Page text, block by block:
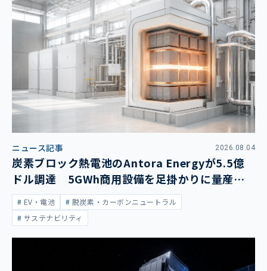
ニュース記事 2026.08.04
炭素ブロック熱電池のAntora Energyが5.5億
ドル調達 5GWh商用設備を足掛かりに量産拡
大EV・電池
脱炭素・カーボンニュートラル
サステナビリティ